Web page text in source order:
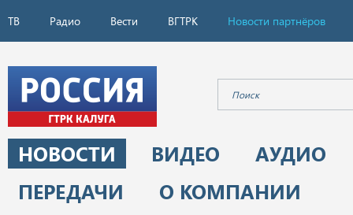
ТВ Радио Вести ВГТРК Новости партнёров
НОВОСТИ ВИДЕО
АУДИО
ПЕРЕДАЧИ
О КОМПАНИИ